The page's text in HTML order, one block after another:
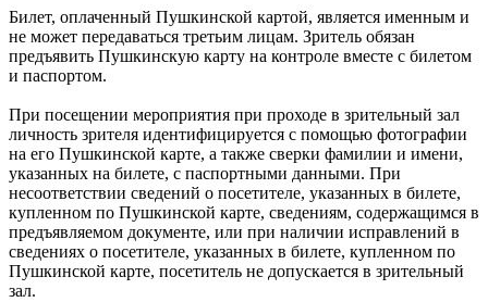
Билет, оплаченный Пушкинской картой, является именным и
не может передаваться третьим лицам. Зритель обязан
предъявить Пушкинскую карту на контроле вместе с билетом
и паспортом.
При посещении мероприятия при проходе в зрительный зал
личность зрителя идентифицируется с помощью фотографии
на его Пушкинской карте, а также сверки фамилии и имени,
указанных на билете, с паспортными данными. При
несоответствии сведений о посетителе, указанных в билете,
купленном по Пушкинской карте, сведениям, содержащимся в
предъявляемом документе, или при наличии исправлений в
сведениях о посетителе, указанных в билете, купленном по
Пушкинской карте, посетитель не допускается в зрительный
зал.